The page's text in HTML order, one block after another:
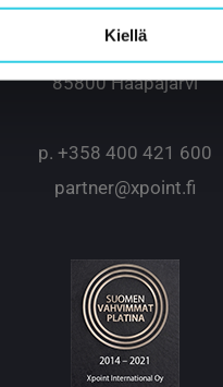
Kiellä
Xpoint International Oy
Kustaa Vaasankatu 2-4
85800 Haapajärvi
p. +358 400 421 600
partner@xpoint.fi